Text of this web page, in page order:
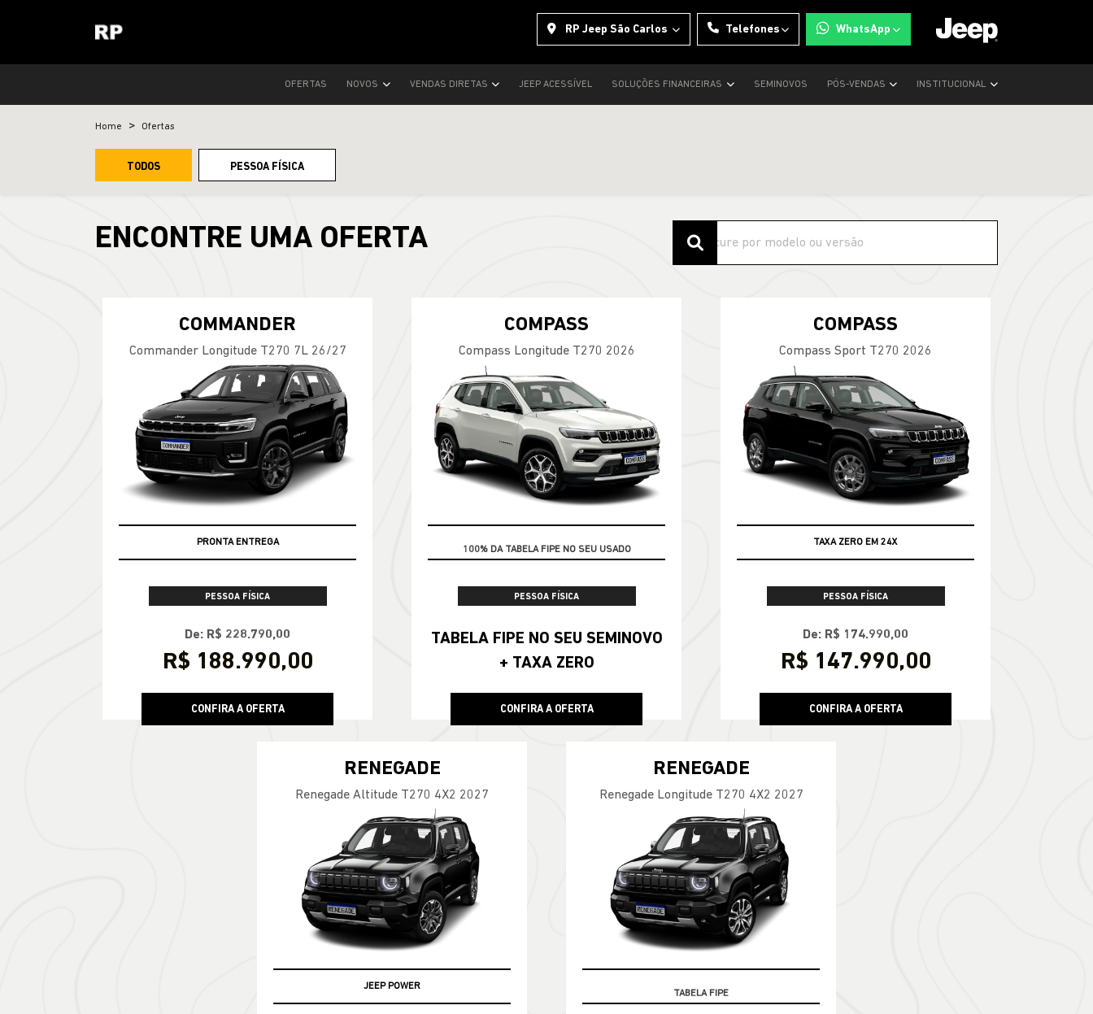
RP Jeep São Carlos Telefones WhatsApp
OFERTAS NOVOS VENDAS DIRETAS JEEP ACESSÍVEL SOLUÇÕES FINANCEIRAS SEMINOVOS PÓS-VENDAS INSTITUCIONAL
Home Ofertas
TODOS PESSOA FÍSICA
ENCONTRE UMA OFERTA
COMMANDER
Commander Longitude T270 7L 26/27
PRONTA ENTREGA
PESSOA FÍSICA
De: R$ 228.790,00
R$ 188.990,00
CONFIRA A OFERTA
COMPASS
Compass Longitude T270 2026
PESSOA FÍSICA
TABELA FIPE NO SEU SEMINOVO
+ TAXA ZERO
CONFIRA A OFERTA
COMPASS
Compass Sport T270 2026
TAXA ZERO EM 24X
PESSOA FÍSICA
De: R$ 174.990,00
R$ 147.990,00
CONFIRA A OFERTA
RENEGADE
Renegade Altitude T270 4X2 2027
JEEP POWER
RENEGADE
Renegade Longitude T270 4X2 2027